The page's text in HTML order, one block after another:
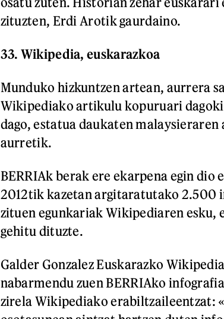
zituzten, Erdi Arotik gaurdaino.
33. Wikipedia, euskarazkoa
Munduko hizkuntzen artean, aurrera
Wikipediako artikulu kopuruari
dago, estatua daukaten
aurretik.
BERRIAk berak ere ekarpena egin dio
2012tik kazetan argitaratutako 2.500
zituen egunkariak Wikipediaren esku,
gehitu dituzte.
Galder Gonzalez Euskarazko
nabarmendu zuen BERRIAko
zirela Wikipediako erabiltzaileentzat: